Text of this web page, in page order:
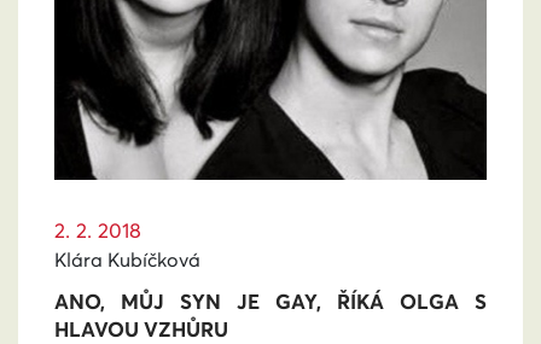
2. 2. 2018
Klára Kubíčková
ANO, MŮJ SYN JE GAY, ŘÍKÁ OLGA S
HLAVOU VZHŮRU